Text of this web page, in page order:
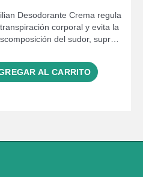
Desodorante Crema regula
corporal y evita la
del sudor, supr…
AL CARRITO